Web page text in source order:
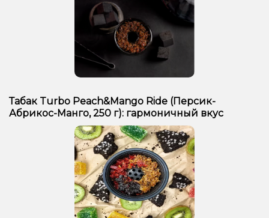
Табак Turbo Peach&Mango Ride (Персик-
Абрикос-Манго, 250 г): гармоничный вкус